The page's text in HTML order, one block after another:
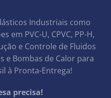
Industriais como
em PVC-U, CPVC, PP-H,
e Controle de Fluidos
e Bombas de Calor para
à Pronta-Entrega!
precisa!